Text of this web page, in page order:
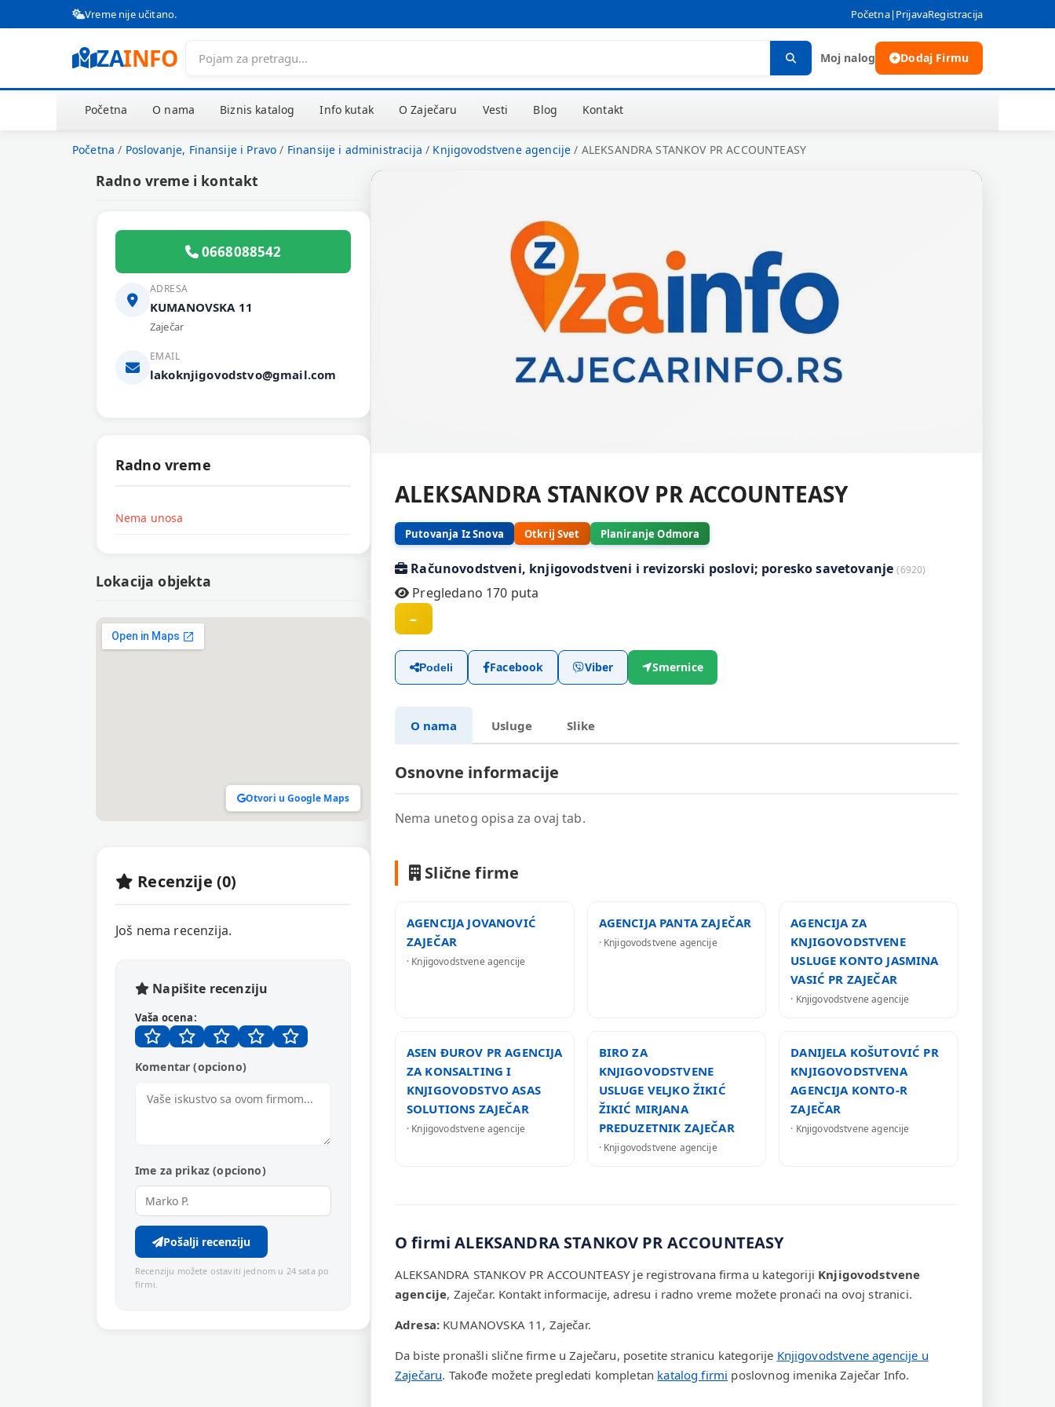
Vreme nije učitano. Početna| PrijavaRegistracija
ZAINFO Moj nalog Dodaj Firmu
Početna O nama Biznis katalog Info kutak O Zaječaru Vesti Blog Kontakt
Početna / Poslovanje, Finansije i Pravo / Finansije i administracija / Knjigovodstvene agencije / ALEKSANDRA STANKOV PR ACCOUNTEASY
ALEKSANDRA STANKOV PR ACCOUNTEASY
Putovanja Iz Snova Otkrij Svet Planiranje Odmora
Računovodstveni, knjigovodstveni i revizorski poslovi; poresko savetovanje(6920)
Pregledano 170 puta
–
Podeli Facebook Viber Smernice
O nama Usluge Slike
Osnovne informacije
Nema unetog opisa za ovaj tab.
Slične firme
AGENCIJA JOVANOVIĆ
ZAJEČAR
· Knjigovodstvene agencije
AGENCIJA PANTA ZAJEČAR
· Knjigovodstvene agencije
AGENCIJA ZA
KNJIGOVODSTVENE
USLUGE KONTO JASMINA
VASIĆ PR ZAJEČAR
· Knjigovodstvene agencije
ASEN ĐUROV PR AGENCIJA
ZA KONSALTING I
KNJIGOVODSTVO ASAS
SOLUTIONS ZAJEČAR
· Knjigovodstvene agencije
BIRO ZA
KNJIGOVODSTVENE
USLUGE VELJKO ŽIKIĆ
ŽIKIĆ MIRJANA
PREDUZETNIK ZAJEČAR
· Knjigovodstvene agencije
DANIJELA KOŠUTOVIĆ PR
KNJIGOVODSTVENA
AGENCIJA KONTO-R
ZAJEČAR
· Knjigovodstvene agencije
O firmi ALEKSANDRA STANKOV PR ACCOUNTEASY
ALEKSANDRA STANKOV PR ACCOUNTEASY je registrovana firma u kategoriji Knjigovodstvene
agencije, Zaječar. Kontakt informacije, adresu i radno vreme možete pronaći na ovoj stranici.
Adresa: KUMANOVSKA 11, Zaječar.
Da biste pronašli slične firme u Zaječaru, posetite stranicu kategorije Knjigovodstvene agencije u
Zaječaru. Takođe možete pregledati kompletan katalog firmi poslovnog imenika Zaječar Info.
Radno vreme i kontakt
0668088542
ADRESA
KUMANOVSKA 11
Zaječar
EMAIL
lakoknjigovodstvo@gmail.com
Radno vreme
Nema unosa
Lokacija objekta
Otvori u Google Maps
Recenzije (0)
Još nema recenzija.
Napišite recenziju
Vaša ocena:
Komentar (opciono)
Ime za prikaz (opciono)
Pošalji recenziju
Recenziju možete ostaviti jednom u 24 sata po
firmi.